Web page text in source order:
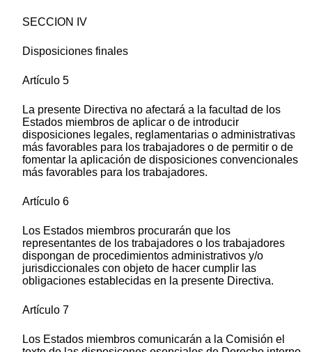
SECCION IV
Disposiciones finales
Artículo 5
La presente Directiva no afectará a la facultad de los
Estados miembros de aplicar o de introducir
disposiciones legales, reglamentarias o administrativas
más favorables para los trabajadores o de permitir o de
fomentar la aplicación de disposiciones convencionales
más favorables para los trabajadores.
Artículo 6
Los Estados miembros procurarán que los
representantes de los trabajadores o los trabajadores
dispongan de procedimientos administrativos y/o
jurisdiccionales con objeto de hacer cumplir las
obligaciones establecidas en la presente Directiva.
Artículo 7
Los Estados miembros comunicarán a la Comisión el